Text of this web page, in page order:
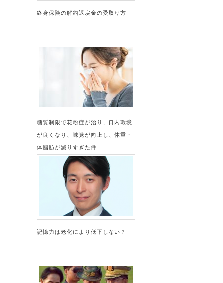
終身保険の解約返戻金の受取り方
糖質制限で花粉症が治り、口内環境
が良くなり、味覚が向上し、体重・
体脂肪が減りすぎた件
記憶力は老化により低下しない？